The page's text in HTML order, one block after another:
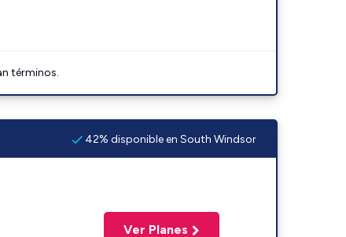
términos.
42% disponible en South Windsor
Ver Planes